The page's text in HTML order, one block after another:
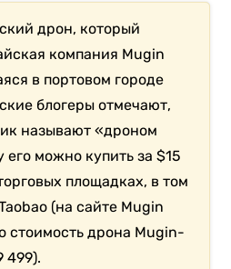
дрон, который
компания Mugin
в портовом городе
блогеры отмечают,
называют «дроном
его можно купить за $15
площадках, в том
(на сайте Mugin
стоимость дрона Mugin-
499).